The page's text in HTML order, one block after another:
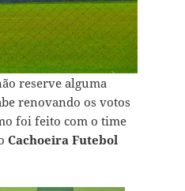
reserve alguma
renovando os votos
foi feito com o time
Cachoeira Futebol